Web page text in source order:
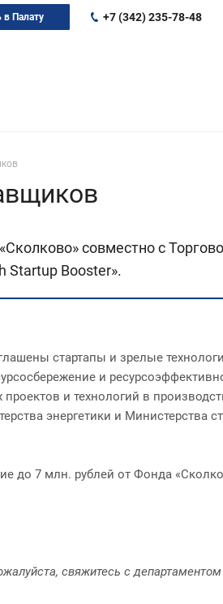
+7 (342) 235-78-48
в Палату
совместно с
Startup Booster».
стартапы и зрелые
и
и технологий в
энергетики и Министерства
до 7 млн. рублей от Фонда
свяжитесь с